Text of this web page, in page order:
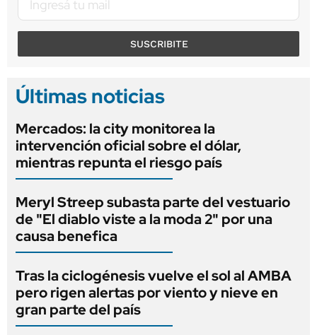
SUSCRIBITE
Últimas noticias
Mercados: la city monitorea la
intervención oficial sobre el dólar,
mientras repunta el riesgo país
Meryl Streep subasta parte del vestuario
de "El diablo viste a la moda 2" por una
causa benefica
Tras la ciclogénesis vuelve el sol al AMBA
pero rigen alertas por viento y nieve en
gran parte del país